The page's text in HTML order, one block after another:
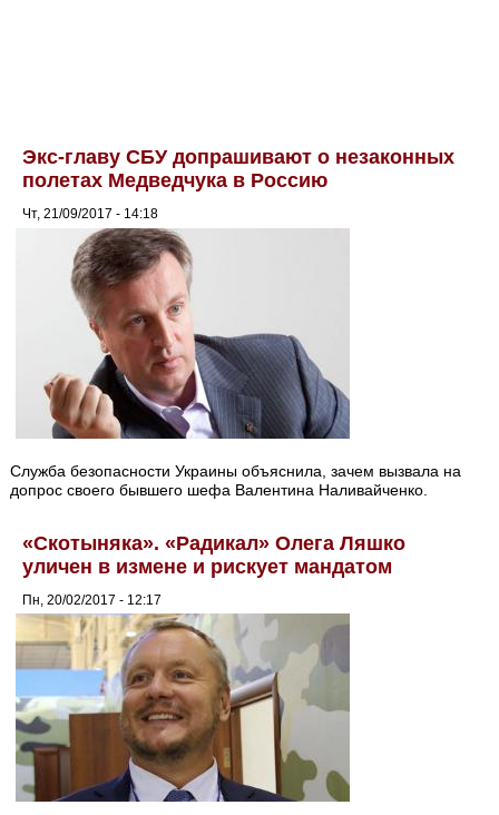
Экс-главу СБУ допрашивают о незаконных
полетах Медведчука в Россию
Чт, 21/09/2017 - 14:18
Служба безопасности Украины объяснила, зачем вызвала на
допрос своего бывшего шефа Валентина Наливайченко.
«Скотыняка». «Радикал» Олега Ляшко
уличен в измене и рискует мандатом
Пн, 20/02/2017 - 12:17